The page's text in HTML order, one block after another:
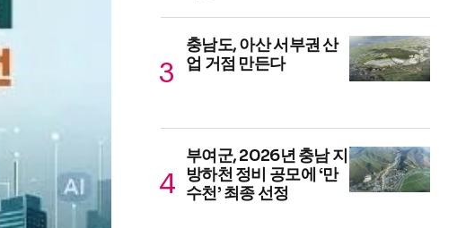
충남도, 아산 서부권 산
업 거점 만든다
부여군, 2026년 충남 지
방하천 정비 공모에 ‘만
수천’ 최종 선정